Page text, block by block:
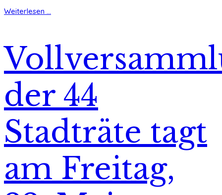
Weiterlesen ...
der 44
Stadträte tagt
am Freitag,